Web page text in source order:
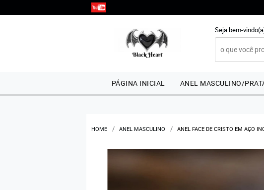
Seja bem-
PÁGINA INICIAL ANEL MASCULINO/
HOME ANEL MASCULINO ANEL FACE DE CRISTO EM AÇO